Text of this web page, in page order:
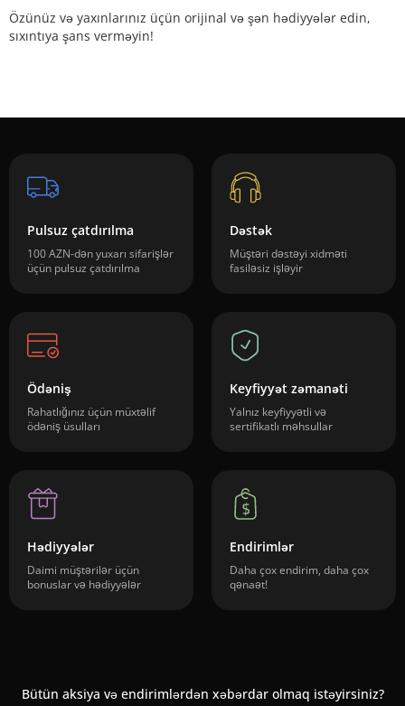
Özünüz və yaxınlarınız üçün orijinal və şən hədiyyələr edin,
sıxıntıya şans verməyin!
Pulsuz çatdırılma
100 AZN-dən yuxarı sifarişlər
üçün pulsuz çatdırılma
Dəstək
Müştəri dəstəyi xidməti
fasiləsiz işləyir
Ödəniş
Rahatlığınız üçün müxtəlif
ödəniş üsulları
Keyfiyyət zəmanəti
Yalnız keyfiyyətli və
sertifikatlı məhsullar
Hədiyyələr
Daimi müştərilər üçün
bonuslar və hədiyyələr
Endirimlər
Daha çox endirim, daha çox
qənaət!
Bütün aksiya və endirimlərdən xəbərdar olmaq istəyirsiniz?